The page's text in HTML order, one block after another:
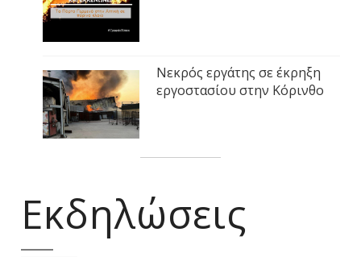
Νεκρός εργάτης σε έκρηξη
εργοστασίου στην Κόρινθο
Εκδηλώσεις